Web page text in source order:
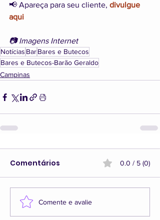
📢 Apareça para seu cliente, divulgue
aqui
📷 Imagens Internet
Notícias BarBares e Butecos
Bares e Butecos-Barão Geraldo
Campinas
Comentários 0.0 / 5 (0)
Comente e avalie